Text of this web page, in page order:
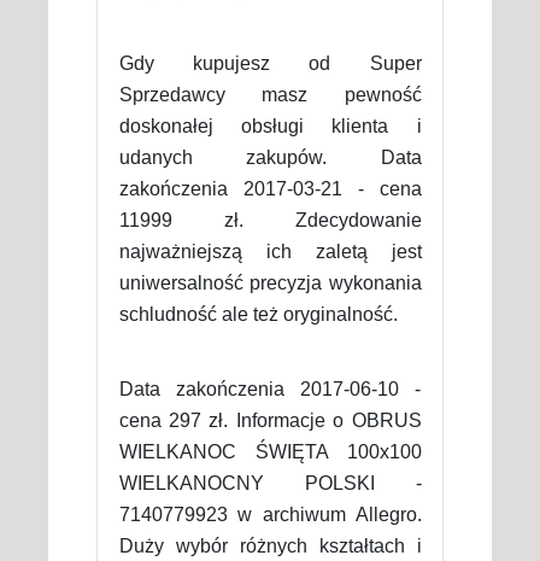
Gdy kupujesz od Super
Sprzedawcy masz pewność
doskonałej obsługi klienta i
udanych zakupów. Data
zakończenia 2017-03-21 - cena
11999 zł. Zdecydowanie
najważniejszą ich zaletą jest
uniwersalność precyzja wykonania
schludność ale też oryginalność.
Data zakończenia 2017-06-10 -
cena 297 zł. Informacje o OBRUS
WIELKANOC ŚWIĘTA 100x100
WIELKANOCNY POLSKI -
7140779923 w archiwum Allegro.
Duży wybór różnych kształtach i